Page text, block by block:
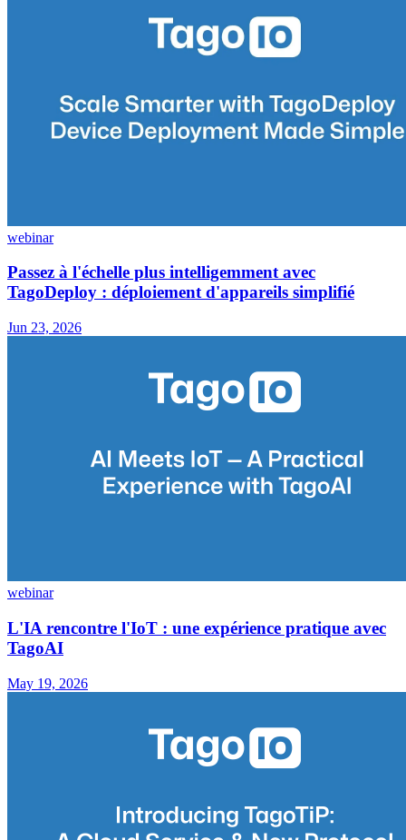
webinar
Passez à l'échelle plus intelligemment avec
TagoDeploy : déploiement d'appareils simplifié
Jun 23, 2026
webinar
L'IA rencontre l'IoT : une expérience pratique avec
TagoAI
May 19, 2026